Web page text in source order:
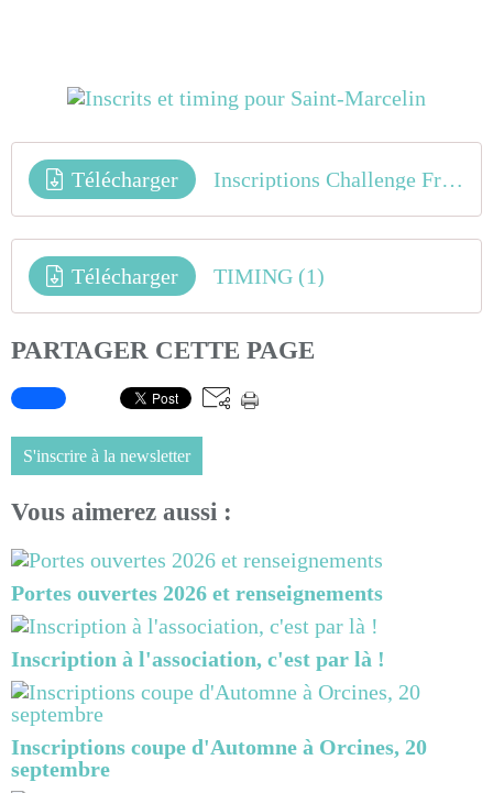
Télécharger Inscriptions Challenge France_Club (1)
Télécharger TIMING (1)
PARTAGER CETTE PAGE
S'inscrire à la newsletter
Vous aimerez aussi :
Portes ouvertes 2026 et renseignements
Inscription à l'association, c'est par là !
Inscriptions coupe d'Automne à Orcines, 20
septembre